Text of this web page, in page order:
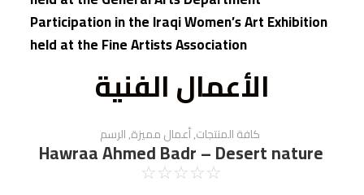
Participation in the Iraqi Women’s Art Exhibition
held at the Fine Artists Association
الأعمال الفنية
كافة المنتجات,أعمال مميزة,الرسم
Hawraa Ahmed Badr – Desert nature
☆
☆
☆
☆
☆